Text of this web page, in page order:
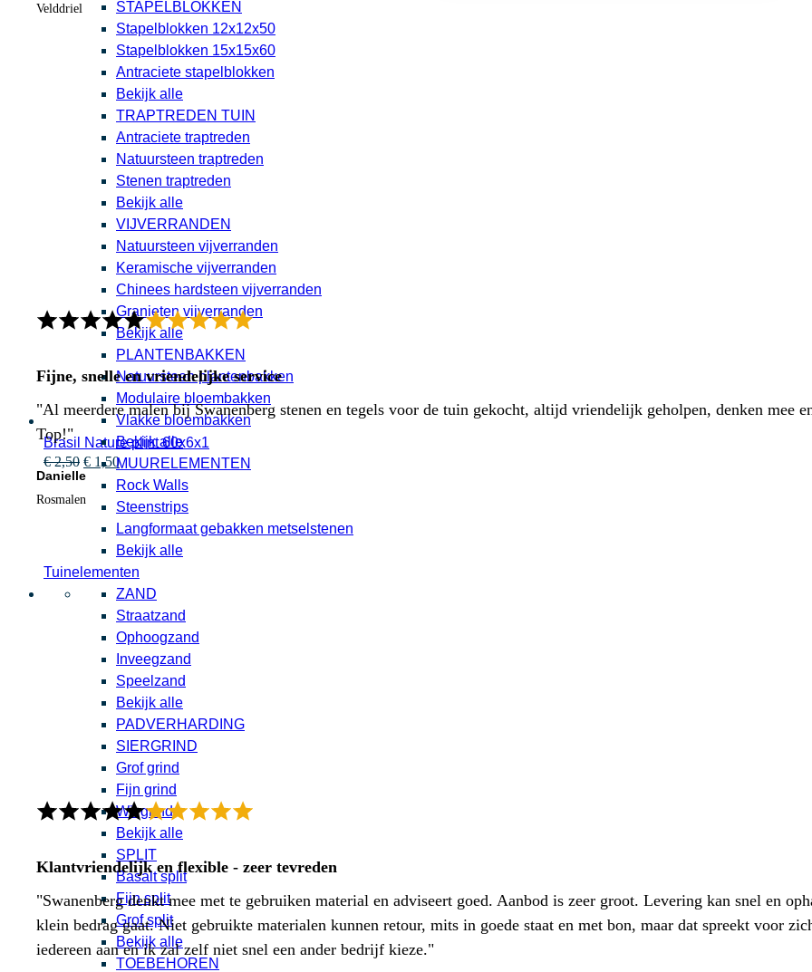
Brasil Nature plint 60x6x1
€2,50 Oorspronkelijke
prijs
was:
€ 2,50.
€ 1,50Huidige
prijs
is:
€ 1,50.
STAPELBLOKKEN
Stapelblokken 12x12x50
Stapelblokken 15x15x60
Antraciete stapelblokken
Bekijk alle
TRAPTREDEN TUIN
Antraciete traptreden
Natuursteen traptreden
Stenen traptreden
Bekijk alle
VIJVERRANDEN
Natuursteen vijverranden
Keramische vijverranden
Chinees hardsteen vijverranden
Granieten vijverranden
Bekijk alle
PLANTENBAKKEN
Natuursteen plantenbakken
Modulaire bloembakken
Vlakke bloembakken
Bekijk alle
MUURELEMENTEN
Rock Walls
Steenstrips
Langformaat gebakken metselstenen
Bekijk alle
Tuinelementen
ZAND
Straatzand
Ophoogzand
Inveegzand
Speelzand
Bekijk alle
PADVERHARDING
SIERGRIND
Grof grind
Fijn grind
Wit grind
Bekijk alle
SPLIT
Basalt split
Fijn split
Grof split
Bekijk alle
TOEBEHOREN
Velddriel
Fijne, snelle en vriendelijke service
"Al meerdere malen bij Swanenberg stenen en tegels voor de tuin gekocht, altijd vriendelijk geholpen, denken mee
Top!"
Danielle
Rosmalen
Klantvriendelijk en flexible - zeer tevreden
"Swanenberg denkt mee met te gebruiken material en adviseert goed. Aanbod is zeer groot. Levering kan snel en
klein bedrag gaat. Niet gebruikte materialen kunnen retour, mits in goede staat en met bon, maar dat spreekt voor
iedereen aan en ik zal zelf niet snel een ander bedrijf kieze."